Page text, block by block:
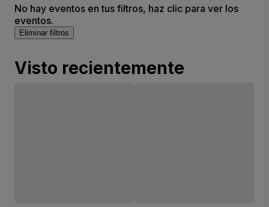
No hay eventos en tus filtros, haz clic para ver los
eventos.
Eliminar filtros
Visto recientemente